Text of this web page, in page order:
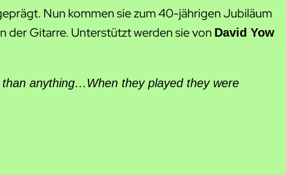
Nun kommen sie zum 40-jährigen Jubiläum
der Gitarre. Unterstützt werden sie von David Yow
anything…When they played they were